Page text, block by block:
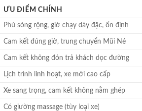
ƯU ĐIỂM CHÍNH
Phủ sóng rộng, giờ chạy dày đặc, ổn định
Cam kết đúng giờ, trung chuyển Mũi Né
Cam kết không đón trả khách dọc đường
Lịch trình linh hoạt, xe mới cao cấp
Xe sang trọng, cam kết không nằm ghép
Có giường massage (tùy loại xe)